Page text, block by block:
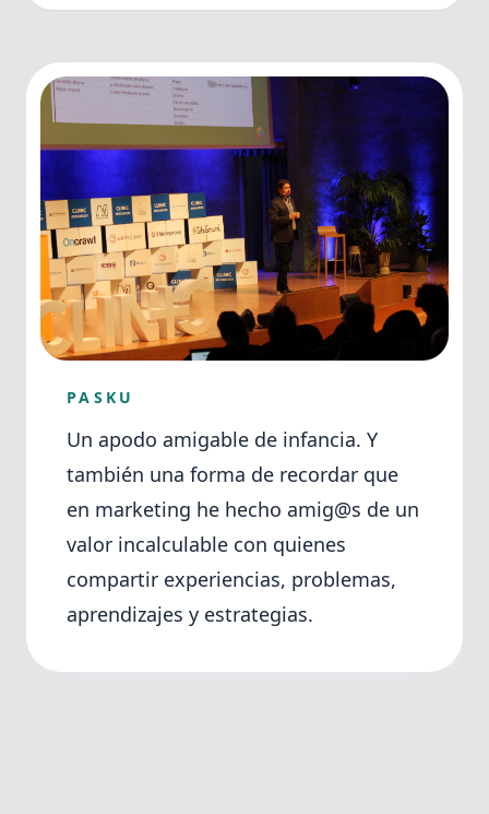
PASKU
Un apodo amigable de infancia. Y
también una forma de recordar que
en marketing he hecho amig@s de un
valor incalculable con quienes
compartir experiencias, problemas,
aprendizajes y estrategias.